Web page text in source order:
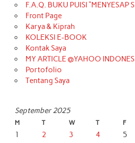
F.A.Q. BUKU PUISI “MENYESAP
Front Page
Karya & Kiprah
KOLEKSI E-BOOK
Kontak Saya
MY ARTICLE @YAHOO
Portofolio
Tentang Saya
September 2025
M T W T F
1 2 3 4 5